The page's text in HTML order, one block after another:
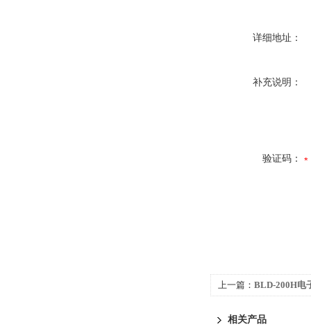
详细地址：
补充说明：
验证码：
上一篇： BLD-200H电
相关产品